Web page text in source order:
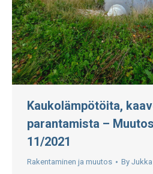
Kaukolämpötöita,
parantamista –
11/2021
Rakentaminen ja muutos By Jukka